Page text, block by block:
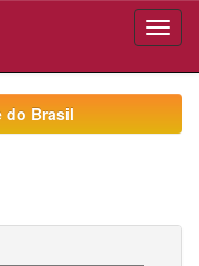
do Brasil